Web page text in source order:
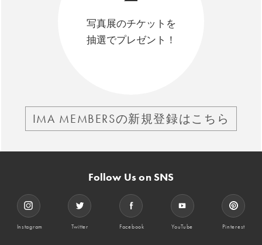
写真展のチケットを
抽選でプレゼント！
IMA MEMBERSの新規登録はこちら
Follow Us on SNS
Instagram Twitter Facebook YouTube Pinterest